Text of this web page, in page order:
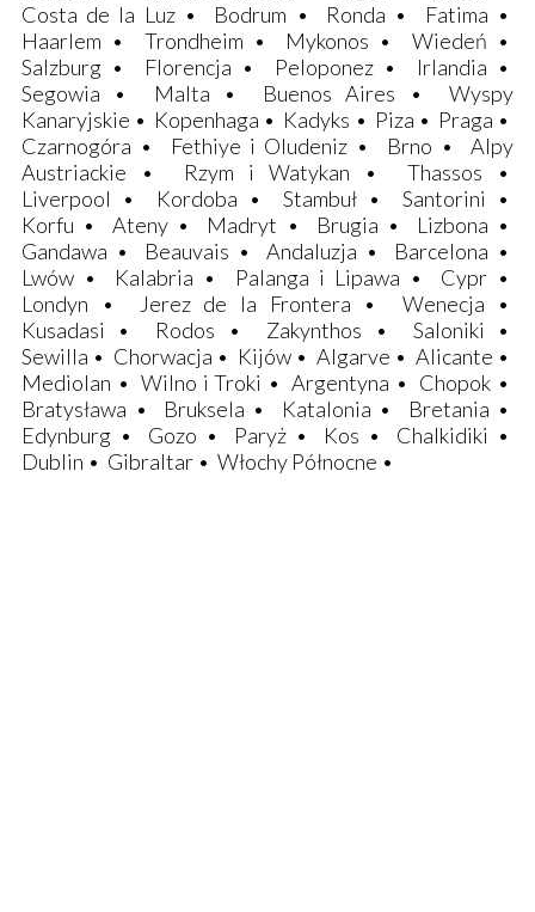
Costa de la Luz• Bodrum • Ronda • Fatima •
Haarlem • Trondheim • Mykonos • Wiedeń •
Salzburg• Florencja • Peloponez• Irlandia •
Segowia • Malta • Buenos Aires •Wyspy
Kanaryjskie • Kopenhaga • Kadyks • Piza • Praga •
Czarnogóra • Fethiye i Oludeniz• Brno •Alpy
Austriackie • Rzym i Watykan • Thassos •
Liverpool • Kordoba •Stambuł •Santorini •
Korfu •Ateny • Madryt • Brugia • Lizbona •
Gandawa • Beauvais •Andaluzja • Barcelona •
Lwów• Kalabria • Palanga i Lipawa • Cypr •
Londyn • Jerez de la Frontera • Wenecja •
Kusadasi • Rodos • Zakynthos • Saloniki •
Sewilla • Chorwacja • Kijów• Algarve • Alicante •
Mediolan • Wilno i Troki •Argentyna • Chopok •
Bratysława • Bruksela • Katalonia • Bretania •
Edynburg• Gozo • Paryż • Kos • Chalkidiki •
Dublin • Gibraltar• Włochy Północne •